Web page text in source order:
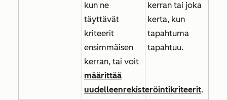
kun ne
täyttävät
kriteerit
ensimmäisen
kerran, tai voit
määrittää
uudelleenrekisteröintikriteerit.
kerran tai joka
kerta, kun
tapahtuma
tapahtuu.